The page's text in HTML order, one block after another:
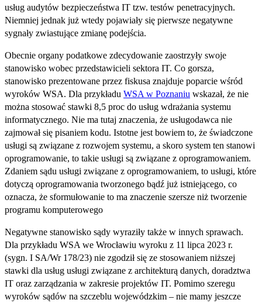
usług audytów bezpieczeństwa IT tzw. testów penetracyjnych.
Niemniej jednak już wtedy pojawiały się pierwsze negatywne
sygnały zwiastujące zmianę podejścia.
Obecnie organy podatkowe zdecydowanie zaostrzyły swoje
stanowisko wobec przedstawicieli sektora IT. Co gorsza,
stanowisko prezentowane przez fiskusa znajduje poparcie wśród
wyroków WSA. Dla przykładu WSA w Poznaniu wskazał, że nie
można stosować stawki 8,5 proc do usług wdrażania systemu
informatycznego. Nie ma tutaj znaczenia, że usługodawca nie
zajmował się pisaniem kodu. Istotne jest bowiem to, że świadczone
usługi są związane z rozwojem systemu, a skoro system ten stanowi
oprogramowanie, to takie usługi są związane z oprogramowaniem.
Zdaniem sądu usługi związane z oprogramowaniem, to usługi, które
dotyczą oprogramowania tworzonego bądź już istniejącego, co
oznacza, że sformułowanie to ma znaczenie szersze niż tworzenie
programu komputerowego
Negatywne stanowisko sądy wyraziły także w innych sprawach.
Dla przykładu WSA we Wrocławiu wyroku z 11 lipca 2023 r.
(sygn. I SA/Wr 178/23) nie zgodził się ze stosowaniem niższej
stawki dla usług usługi związane z architekturą danych, doradztwa
IT oraz zarządzania w zakresie projektów IT. Pomimo szeregu
wyroków sądów na szczeblu wojewódzkim – nie mamy jeszcze